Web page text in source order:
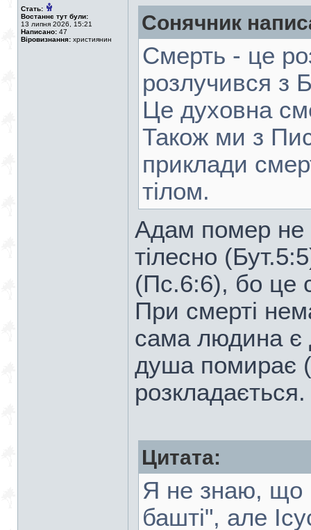
Стать:
Востаннє тут були:
13 липня 2026, 15:21
Написано: 47
Віровизнання: християнин
Сонячник
Смерть - це
розлучився з
Це духовна
Також ми з
приклади
тілом.
Адам помер не
тілесно
(Пс.6:6), бо це
При смерті
сама людина є
душа помирає
розкладається.
Цитата:
Я не знаю, що
башті", але